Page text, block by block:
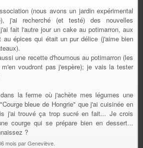
(nous avons un jardin expérimental
j'ai recherché (et testé) des nouvelles
fait l'autre jour un cake au potimarron, aux
au épices qui était un pur délice (j'aime bien
une recette d'houmous au potimarron (les
voudront pas j'espère); je vais la tester
la ferme où j'achète mes légumes une
bleue de Hongrie" que j'ai cuisinée en
j'ai trouvé ça trop sucré en fait... Je crois
courge qui se prépare bien en dessert...
?
mois par Geneviève.